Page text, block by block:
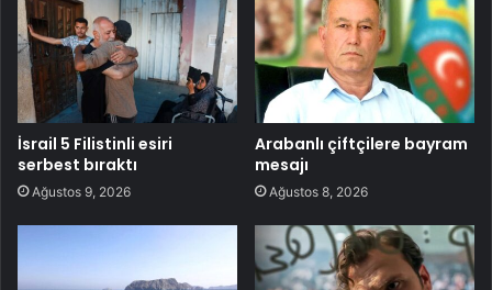
İsrail 5 Filistinli esiri
serbest bıraktı
Ağustos 9, 2026
Arabanlı çiftçilere bayram
mesajı
Ağustos 8, 2026